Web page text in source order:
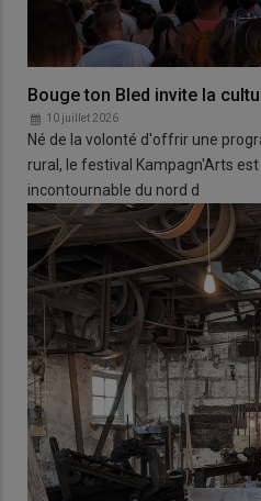
Bouge ton Bled invite la
10 juillet 2026
Né de la volonté d'offrir une
rural, le festival Kampagn'Arts
incontournable du nord d